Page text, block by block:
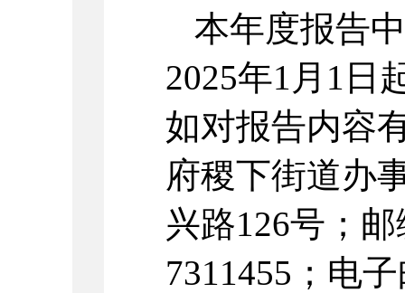
本年度报告
2025年1月1日
如对报告内容
府稷下街道办
兴路126号；
7311455；电